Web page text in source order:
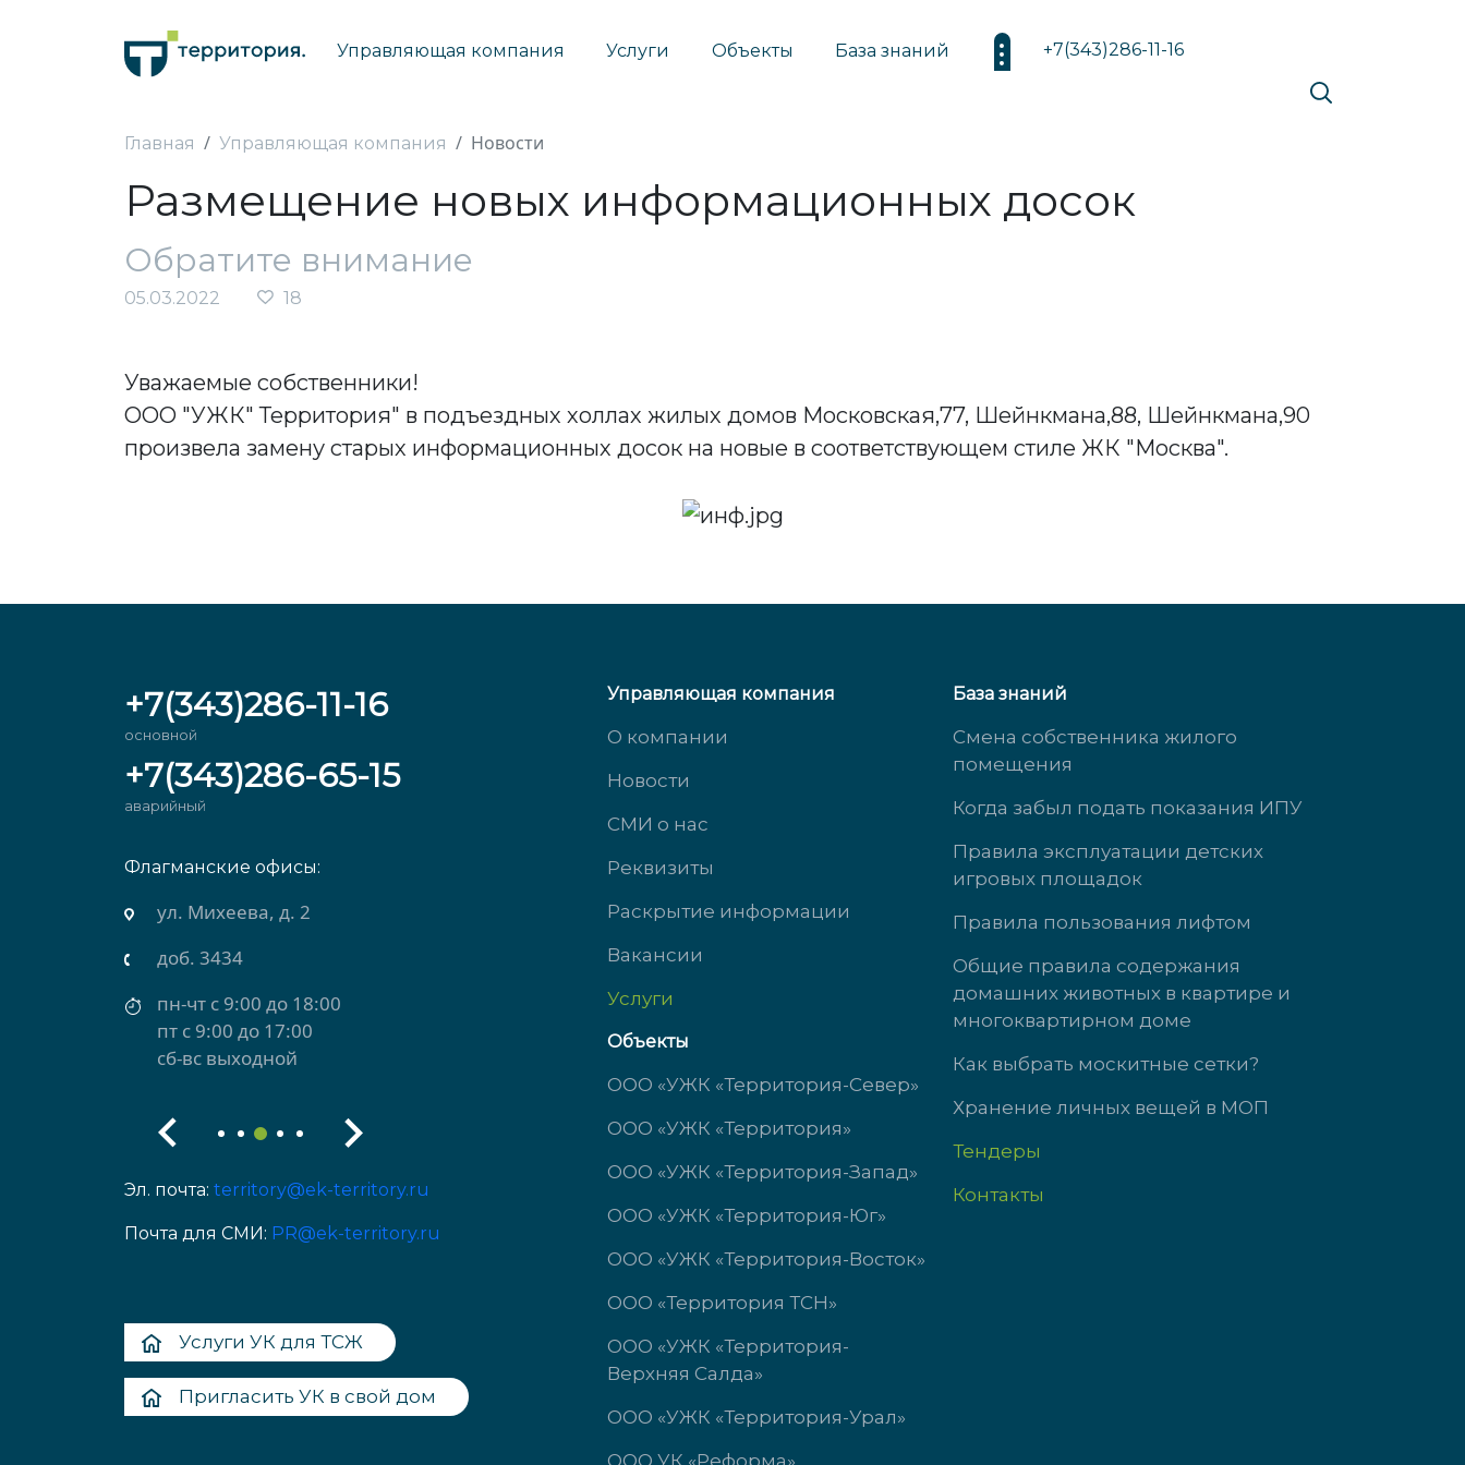
+7(343)286-11-16
Управляющая компания Услуги Объекты База знаний
Главная Управляющая компания Новости
Размещение новых информационных досок
Обратите внимание
05.03.2022 18
Уважаемые собственники!
ООО "УЖК" Территория" в подъездных холлах жилых домов Московская,77, Шейнкмана,88, Шейнкмана,90
произвела замену старых информационных досок на новые в соответствующем стиле ЖК "Москва".
+7(343)286-11-16
основной
+7(343)286-65-15
аварийный
Флагманские офисы:
ул. Михеева, д. 2
доб. 3434
пн-чт с 9:00 до 18:00
пт с 9:00 до 17:00
сб-вс выходной
ул. Южногорская, д. 11
доб. 3323
пн-чт с 9:00 до 18:00
пт с 9:00 до 17:00
ул. Кузнецова, д. 21
доб. 3737
Пн-Чт: 09:00-18:00
Пт: 09:00-17:00
Сб-Вс выходной
Эл. почта: territory@ek-territory.ru
Почта для СМИ: PR@ek-territory.ru
Услуги УК для ТСЖ
Пригласить УК в свой дом
Управляющая компания
О компании
Новости
СМИ о нас
Реквизиты
Раскрытие информации
Вакансии
Услуги
Объекты
ООО «УЖК «Территория-Север»
ООО «УЖК «Территория»
ООО «УЖК «Территория-Запад»
ООО «УЖК «Территория-Юг»
ООО «УЖК «Территория-Восток»
ООО «Территория ТСН»
ООО «УЖК «Территория-
Верхняя Салда»
ООО «УЖК «Территория-Урал»
База знаний
Смена собственника жилого
помещения
Когда забыл подать показания ИПУ
Правила эксплуатации детских
игровых площадок
Правила пользования лифтом
Общие правила содержания
домашних животных в квартире и
многоквартирном доме
Как выбрать москитные сетки?
Хранение личных вещей в МОП
Тендеры
Контакты